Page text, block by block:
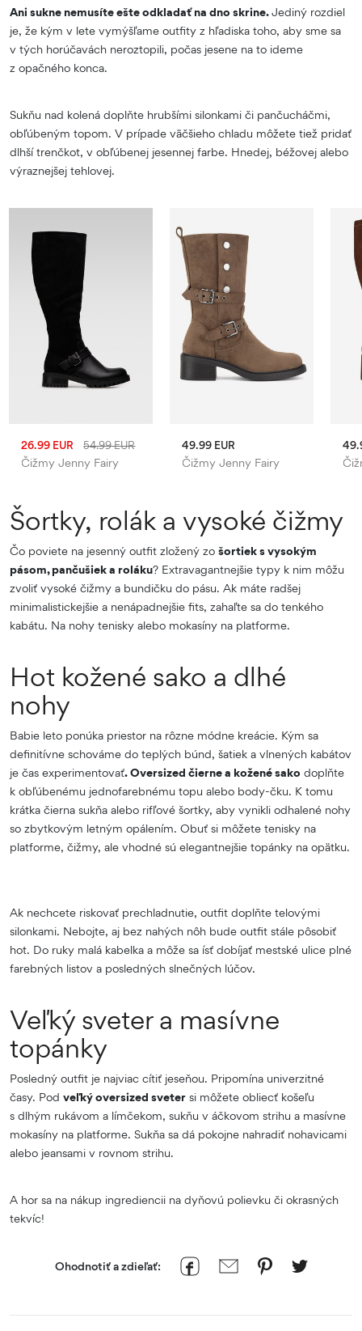
Ani sukne nemusíte ešte odkladať na dno skrine.Jediný rozdiel
je, že kým v lete vymýšľame outfity z hľadiska toho, aby sme sa
v tých horúčavách neroztopili, počas jesene na to ideme
z opačného konca.
Sukňu nad kolená doplňte hrubšími silonkami či pančucháčmi,
obľúbeným topom. V prípade väčšieho chladu môžete tiež pridať
dlhší trenčkot, v obľúbenej jesennej farbe. Hnedej, béžovej alebo
výraznejšej tehlovej.
Čižmy Jenny Fairy
54.99 EUR
26.99 EUR
Čižmy Jenny Fairy
49.99 EUR
Šortky, rolák a vysoké čižmy
Čo poviete na jesenný outfit zložený zo šortiek s vysokým
pásom, pančušiek a roláku? Extravagantnejšie typy k nim môžu
zvoliť vysoké čižmy a bundičku do pásu. Ak máte radšej
minimalistickejšie a nenápadnejšie fits, zahaľte sa do tenkého
kabátu. Na nohy tenisky alebo mokasíny na platforme.
Hot kožené sako a dlhé
nohy
Babie leto ponúka priestor na rôzne módne kreácie. Kým sa
definitívne schováme do teplých búnd, šatiek a vlnených kabátov
je čas experimentovať. Oversized čierne a kožené sako doplňte
k obľúbenému jednofarebnému topu alebo body-čku. K tomu
krátka čierna sukňa alebo rifľové šortky, aby vynikli odhalené nohy
so zbytkovým letným opálením. Obuť si môžete tenisky na
platforme, čižmy, ale vhodné sú elegantnejšie topánky na opätku.
Ak nechcete riskovať prechladnutie, outfit doplňte telovými
silonkami. Nebojte, aj bez nahých nôh bude outfit stále pôsobiť
hot. Do ruky malá kabelka a môže sa ísť dobíjať mestské ulice plné
farebných listov a posledných slnečných lúčov.
Veľký sveter a masívne
topánky
Posledný outfit je najviac cítiť jeseňou. Pripomína univerzitné
časy. Pod veľký oversized sveter si môžete obliecť košeľu
s dlhým rukávom a límčekom, sukňu v áčkovom strihu a masívne
mokasíny na platforme. Sukňa sa dá pokojne nahradiť nohavicami
alebo jeansami v rovnom strihu.
A hor sa na nákup ingrediencii na dyňovú polievku či okrasných
tekvíc!
Ohodnotiť a zdieľať: